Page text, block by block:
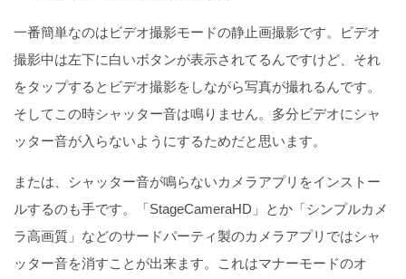
一番簡単なのはビデオ撮影モードの静止画撮影です。ビデオ
撮影中は左下に白いボタンが表示されてるんですけど、それ
をタップするとビデオ撮影をしながら写真が撮れるんです。
そしてこの時シャッター音は鳴りません。多分ビデオにシャ
ッター音が入らないようにするためだと思います。
または、シャッター音が鳴らないカメラアプリをインストー
ルするのも手です。「StageCameraHD」とか「シンプルカメ
ラ高画質」などのサードパーティ製のカメラアプリではシャ
ッター音を消すことが出来ます。これはマナーモードのオ